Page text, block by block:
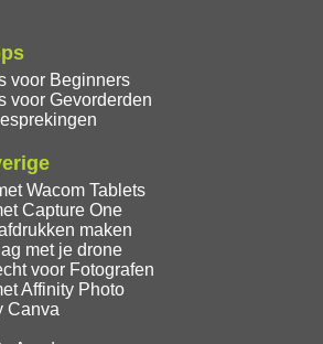
voor Beginners
voor Gevorderden
Wacom Tablets
Capture One
maken
met je drone
voor Fotografen
Affinity Photo
Canva